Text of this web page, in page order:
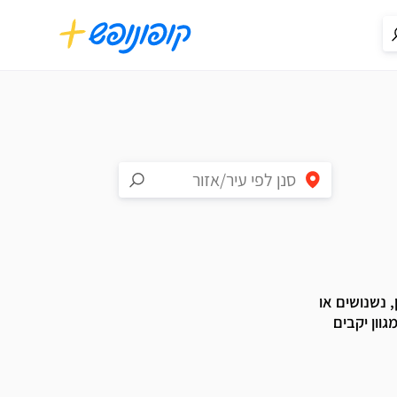
נשנושים או
יקבים